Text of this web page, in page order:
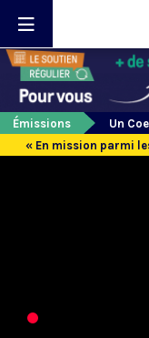
Émissions
Un
« En mission parmi